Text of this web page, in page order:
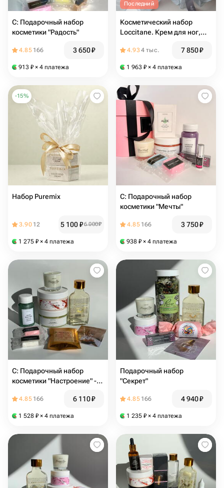
С: Подарочный набор
косметики "Радость"
4.85 166 3 650₽
913 ₽ × 4 платежа
Последний
Косметический набор
Loccitane. Крем для ног,
тела
4.934 тыс. 7 850₽
1 963 ₽ × 4 платежа
-15%
Набор Puremix
3.90 12 5 100₽6 000₽
1 275 ₽ × 4 платежа
С: Подарочный набор
косметики "Мечты"
4.85 166 3 750₽
938 ₽ × 4 платежа
С: Подарочный набор
косметики "Настроение" -
4.85 166 6 110₽
1 528 ₽ × 4 платежа
Подарочный набор
"Секрет"
4.85 166 4 940₽
1 235 ₽ × 4 платежа